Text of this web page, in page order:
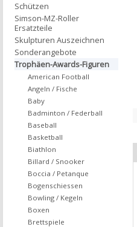
Schützen
Simson-MZ-Roller
Ersatzteile
Skulpturen Auszeichnen
Sonderangebote
Trophäen-Awards-Figuren
American Football
Angeln / Fische
Baby
Badminton / Federball
Baseball
Basketball
Biathlon
Billard / Snooker
Boccia / Petanque
Bogenschiessen
Bowling / Kegeln
Boxen
Brettspiele